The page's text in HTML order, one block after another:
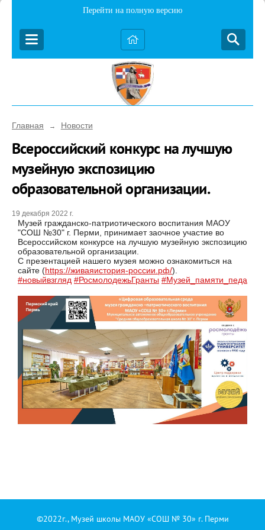
Перейти на полную версию
Главная → Новости
Всероссийский конкурс на лучшую
музейную экспозицию
образовательной организации.
19 декабря 2022 г.
Музей гражданско-патриотического воспитания МАОУ
"СОШ №30" г. Перми, принимает заочное участие во
Всероссийском конкурсе на лучшую музейную экспозицию
образовательной организации.
С презентацией нашего музея можно ознакомиться на
сайте (https://живаяистория-россии.рф/).
#новыйвзгляд #РосмолодежьГранты
©2022г., Музей школы МАОУ «СОШ № 30» г. Перми